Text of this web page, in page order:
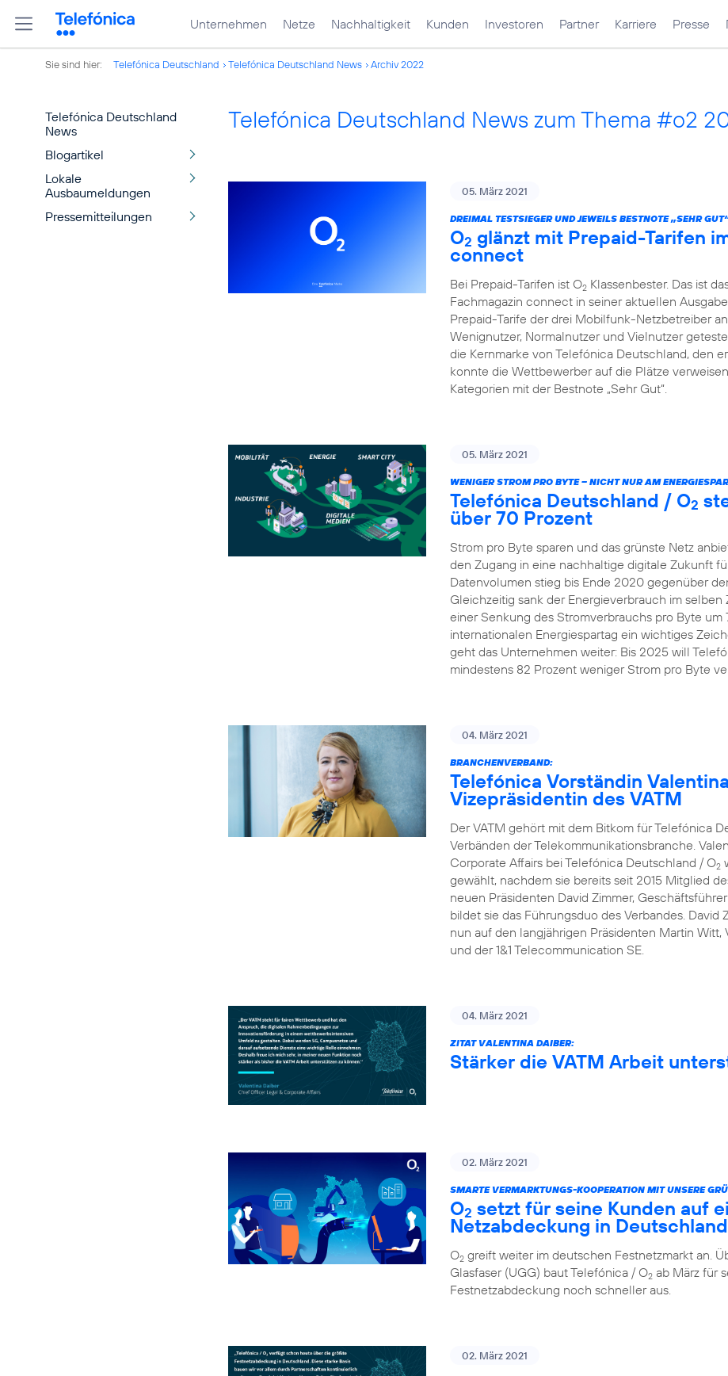
Unternehmen Netze Nachhaltigkeit Kunden Investoren Partner Karriere Presse
Sie sind hier: Telefónica Deutschland Telefónica Deutschland News Archiv 2022
Telefónica Deutschland
News
Blogartikel
Lokale
Ausbaumeldungen
Pressemitteilungen
Telefónica Deutschland News zum Thema #o2
05. März 2021
DREIMAL TESTSIEGER UND JEWEILS BESTNOTE „SEHR
O2 glänzt mit Prepaid-Tarifen
connect
Bei Prepaid-Tarifen ist O2 Klassenbester. Das ist
Fachmagazin connect in seiner aktuellen
Prepaid-Tarife der drei Mobilfunk-Netzbetreiber
Wenignutzer, Normalnutzer und Vielnutzer
die Kernmarke von Telefónica Deutschland, den
konnte die Wettbewerber auf die Plätze
Kategorien mit der Bestnote „Sehr Gut“.
05. März 2021
WENIGER STROM PRO BYTE – NICHT NUR AM
Telefónica Deutschland / O2
über 70 Prozent
Strom pro Byte sparen und das grünste Netz
den Zugang in eine nachhaltige digitale Zukunft
Datenvolumen stieg bis Ende 2020 gegenüber
Gleichzeitig sank der Energieverbrauch im
einer Senkung des Stromverbrauchs pro Byte um
internationalen Energiespartag ein wichtiges
geht das Unternehmen weiter: Bis 2025 will
mindestens 82 Prozent weniger Strom pro Byte
04. März 2021
BRANCHENVERBAND:
Telefónica Vorständin
Vizepräsidentin des VATM
Der VATM gehört mit dem Bitkom für Telefónica
Verbänden der Telekommunikationsbranche.
Corporate Affairs bei Telefónica Deutschland / O2
gewählt, nachdem sie bereits seit 2015 Mitglied
neuen Präsidenten David Zimmer,
bildet sie das Führungsduo des Verbandes.
nun auf den langjährigen Präsidenten Martin
und der 1&1 Telecommunication SE.
04. März 2021
ZITAT VALENTINA DAIBER:
Stärker die VATM Arbeit
02. März 2021
SMARTE VERMARKTUNGS-KOOPERATION MIT UNSERE
O2 setzt für seine Kunden auf
Netzabdeckung in Deutschland
O2 greift weiter im deutschen Festnetzmarkt an.
Glasfaser (UGG) baut Telefónica / O2 ab März für
Festnetzabdeckung noch schneller aus.
02. März 2021